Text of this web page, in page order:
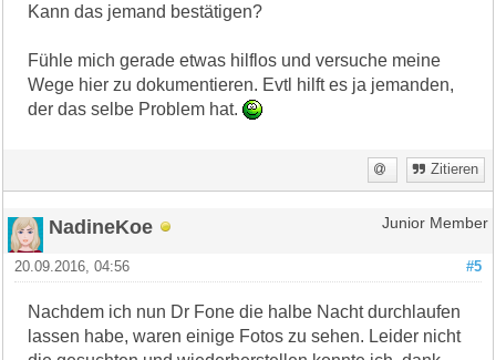
Kann das jemand bestätigen?
Fühle mich gerade etwas hilflos und versuche meine
Wege hier zu dokumentieren. Evtl hilft es ja jemanden,
der das selbe Problem hat.
Zitieren
NadineKoe Junior Member
#5
20.09.2016, 04:56
Nachdem ich nun Dr Fone die halbe Nacht durchlaufen
lassen habe, waren einige Fotos zu sehen. Leider nicht